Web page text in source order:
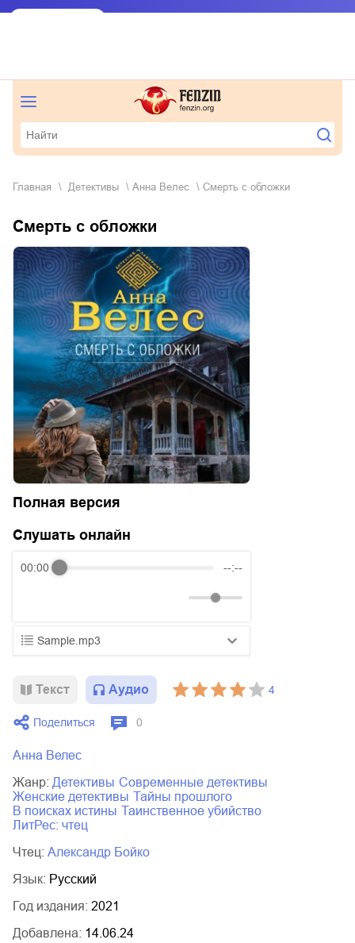
Главная детективы Анна Велес Смерть с обложки
Смерть с обложки
Полная версия
Слушать онлайн
00:00 --:--
Sample.mp3
02.mp3 20:50
03.mp3
Текст Аудио 4
Поделиться 0
Анна Велес
Жанр:
детективы
современные детективы
женские детективы
тайны прошлого
в поисках истины
таинственное убийство
ЛитРес: чтец
Чтец:
Александр Бойко
Язык: Русский
Год издания: 2021
Добавлена: 14.06.24